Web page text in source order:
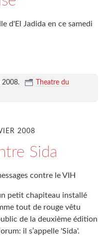
d'El Jadida en ce samedi
2008.
Theatre du
2008
Sida
contre le VIH
petit chapiteau installé
tout de rouge vêtu
de la deuxième édition
il s’appelle 'Sida'.